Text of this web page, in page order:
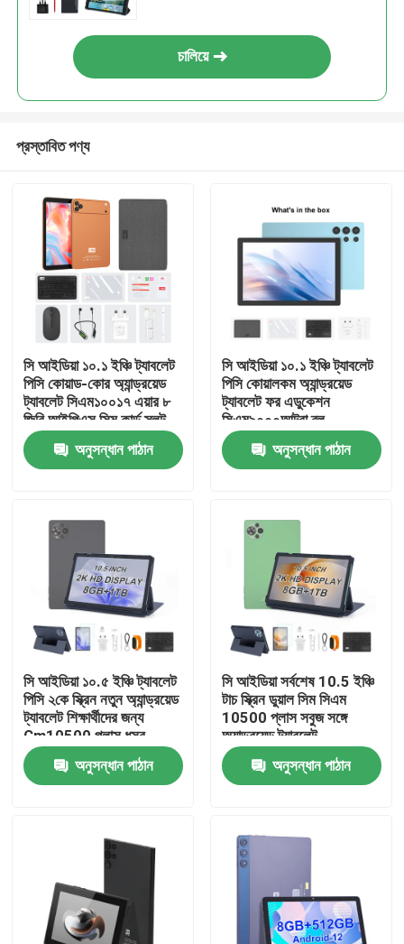
বাড়ি
ভিডিও
VR প্রদর্শন
আমাদের সম্পর্কে
কারখানা ভ্রমণ
মান নিয়ন্ত্রণ
উদ্ধৃতির জন্য আবেদন
চালিয়ে
প্রস্তাবিত পণ্য
সি আইডিয়া ১০.১ ইঞ্চি ট্যাবলেট
পিসি কোয়াড-কোর অ্যান্ড্রয়েড
ট্যাবলেট সিএম১০০১৭ এয়ার ৮
জিবি আইপিএস সিম কার্ড স্লট
সহ
অনুসন্ধান পাঠান
সি আইডিয়া ১০.১ ইঞ্চি ট্যাবলেট
পিসি কোয়ালকম অ্যান্ড্রয়েড
ট্যাবলেট ফর এডুকেশন
সিএম৯০০০আল্ট্রা ব্লু
অনুসন্ধান পাঠান
সি আইডিয়া ১০.৫ ইঞ্চি ট্যাবলেট
পিসি ২কে স্ক্রিন নতুন অ্যান্ড্রয়েড
ট্যাবলেট শিক্ষার্থীদের জন্য
Cm10500 প্লাস ধূসর
অনুসন্ধান পাঠান
সি আইডিয়া সর্বশেষ 10.5 ইঞ্চি
টাচ স্ক্রিন ডুয়াল সিম সিএম
10500 প্লাস সবুজ সঙ্গে
অ্যান্ড্রয়েড ট্যাবলেট
অনুসন্ধান পাঠান